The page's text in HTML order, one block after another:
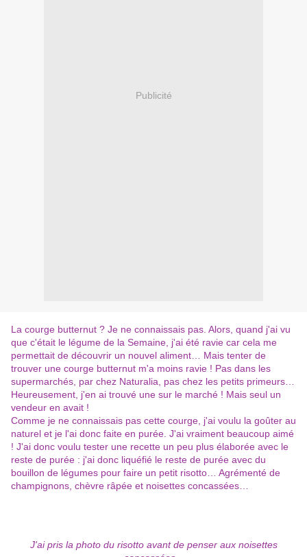
Publicité
La courge butternut ? Je ne connaissais pas. Alors, quand j'ai vu
que c'était le légume de la Semaine, j'ai été ravie car cela me
permettait de découvrir un nouvel aliment… Mais tenter de
trouver une courge butternut m'a moins ravie ! Pas dans les
supermarchés, par chez Naturalia, pas chez les petits primeurs…
Heureusement, j'en ai trouvé une sur le marché ! Mais seul un
vendeur en avait !
Comme je ne connaissais pas cette courge, j'ai voulu la goûter au
naturel et je l'ai donc faite en purée. J'ai vraiment beaucoup aimé
! J'ai donc voulu tester une recette un peu plus élaborée avec le
reste de purée : j'ai donc liquéfié le reste de purée avec du
bouillon de légumes pour faire un petit risotto… Agrémenté de
champignons, chèvre râpée et noisettes concassées…
J'ai pris la photo du risotto avant de penser aux noisettes